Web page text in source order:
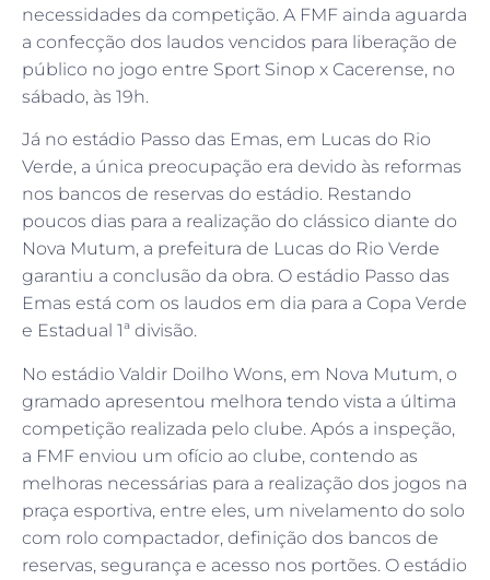
necessidades da competição. A FMF ainda aguarda
a confecção dos laudos vencidos para liberação de
público no jogo entre Sport Sinop x Cacerense, no
sábado, às 19h.
Já no estádio Passo das Emas, em Lucas do Rio
Verde, a única preocupação era devido às reformas
nos bancos de reservas do estádio. Restando
poucos dias para a realização do clássico diante do
Nova Mutum, a prefeitura de Lucas do Rio Verde
garantiu a conclusão da obra. O estádio Passo das
Emas está com os laudos em dia para a Copa Verde
e Estadual 1ª divisão.
No estádio Valdir Doilho Wons, em Nova Mutum, o
gramado apresentou melhora tendo vista a última
competição realizada pelo clube. Após a inspeção,
a FMF enviou um ofício ao clube, contendo as
melhoras necessárias para a realização dos jogos na
praça esportiva, entre eles, um nivelamento do solo
com rolo compactador, definição dos bancos de
reservas, segurança e acesso nos portões. O estádio